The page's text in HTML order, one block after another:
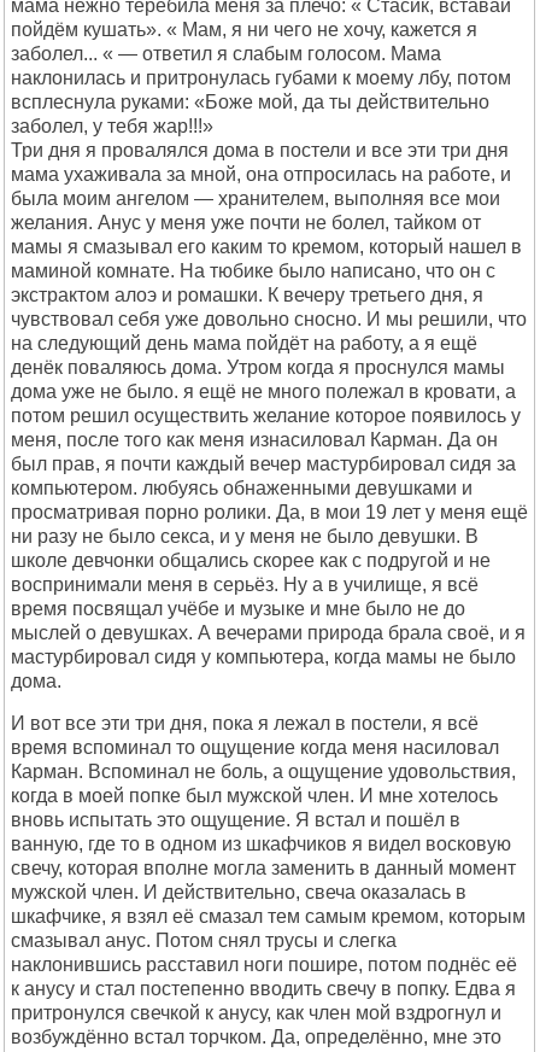
мама нежно теребила меня за плечо: « Стасик, вставай
пойдём кушать». « Мам, я ни чего не хочу, кажется я
заболел... « — ответил я слабым голосом. Мама
наклонилась и притронулась губами к моему лбу, потом
всплеснула руками: «Боже мой, да ты действительно
заболел, у тебя жар!!!»
Три дня я провалялся дома в постели и все эти три дня
мама ухаживала за мной, она отпросилась на работе, и
была моим ангелом — хранителем, выполняя все мои
желания. Анус у меня уже почти не болел, тайком от
мамы я смазывал его каким то кремом, который нашел в
маминой комнате. На тюбике было написано, что он с
экстрактом алоэ и ромашки. К вечеру третьего дня, я
чувствовал себя уже довольно сносно. И мы решили, что
на следующий день мама пойдёт на работу, а я ещё
денёк поваляюсь дома. Утром когда я проснулся мамы
дома уже не было. я ещё не много полежал в кровати, а
потом решил осуществить желание которое появилось у
меня, после того как меня изнасиловал Карман. Да он
был прав, я почти каждый вечер мастурбировал сидя за
компьютером. любуясь обнаженными девушками и
просматривая порно ролики. Да, в мои 19 лет у меня ещё
ни разу не было секса, и у меня не было девушки. В
школе девчонки общались скорее как с подругой и не
воспринимали меня в серьёз. Ну а в училище, я всё
время посвящал учёбе и музыке и мне было не до
мыслей о девушках. А вечерами природа брала своё, и я
мастурбировал сидя у компьютера, когда мамы не было
дома.
И вот все эти три дня, пока я лежал в постели, я всё
время вспоминал то ощущение когда меня насиловал
Карман. Вспоминал не боль, а ощущение удовольствия,
когда в моей попке был мужской член. И мне хотелось
вновь испытать это ощущение. Я встал и пошёл в
ванную, где то в одном из шкафчиков я видел восковую
свечу, которая вполне могла заменить в данный момент
мужской член. И действительно, свеча оказалась в
шкафчике, я взял её смазал тем самым кремом, которым
смазывал анус. Потом снял трусы и слегка
наклонившись расставил ноги пошире, потом поднёс её
к анусу и стал постепенно вводить свечу в попку. Едва я
притронулся свечкой к анусу, как член мой вздрогнул и
возбуждённо встал торчком. Да, определённо, мне это